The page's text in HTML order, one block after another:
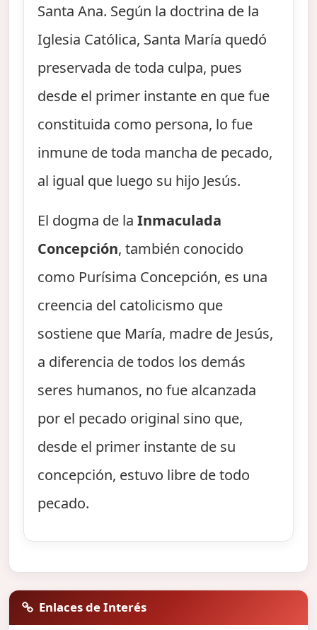
Santa Ana. Según la doctrina de la
Iglesia Católica, Santa María quedó
preservada de toda culpa, pues
desde el primer instante en que fue
constituida como persona, lo fue
inmune de toda mancha de pecado,
al igual que luego su hijo Jesús.
El dogma de laInmaculada
Concepción, también conocido
como Purísima Concepción, es una
creencia del catolicismo que
sostiene que María, madre de Jesús,
a diferencia de todos los demás
seres humanos, no fue alcanzada
por el pecado original sino que,
desde el primer instante de su
concepción, estuvo libre de todo
pecado.
Enlaces de Interés